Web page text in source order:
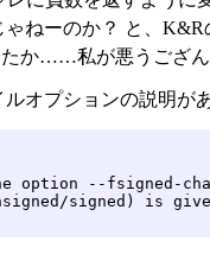
ゃねーのか？ と、
か……私が悪うござん
オプションの説明があ
option --fsigned-
signed) is